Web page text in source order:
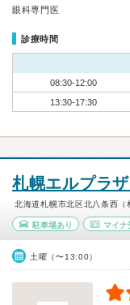
眼科専門医
診療時間
08:30-12:00
13:30-17:30
札幌エルプラ
北海道札幌市北区北八条西（
駐車場あり マイナ
土曜（〜13:00）